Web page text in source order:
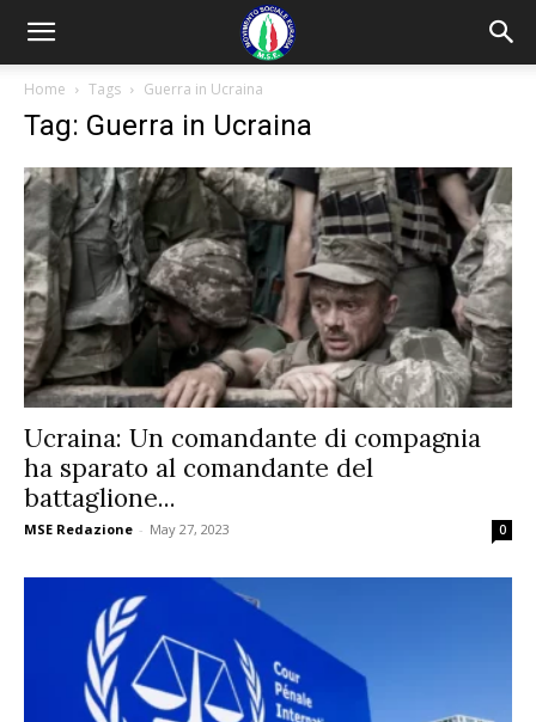
Home Tags Guerra in Ucraina
Tag: Guerra in Ucraina
Ucraina: Un comandante di compagnia
ha sparato al comandante del
battaglione...
MSE Redazione - May 27, 2023 0